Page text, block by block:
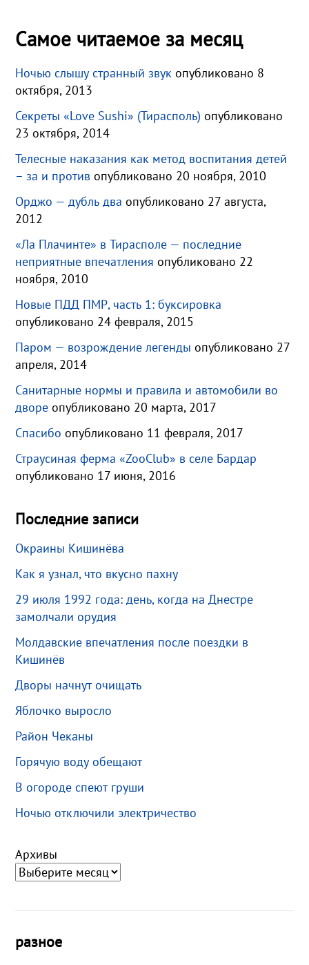
Самое читаемое за месяц
Ночью слышу странный звук опубликовано 8
октября, 2013
Секреты «Love Sushi» (Тирасполь) опубликовано
23 октября, 2014
Телесные наказания как метод воспитания детей
– за и против опубликовано 20 ноября, 2010
Орджо — дубль два опубликовано 27 августа,
2012
«Ла Плачинте» в Тирасполе — последние
неприятные впечатления опубликовано 22
ноября, 2010
Новые ПДД ПМР, часть 1: буксировка
опубликовано 24 февраля, 2015
Паром — возрождение легенды опубликовано 27
апреля, 2014
Санитарные нормы и правила и автомобили во
дворе опубликовано 20 марта, 2017
Спасибо опубликовано 11 февраля, 2017
Страусиная ферма «ZooClub» в селе Бардар
опубликовано 17 июня, 2016
Последние записи
Окраины Кишинёва
Как я узнал, что вкусно пахну
29 июля 1992 года: день, когда на Днестре
замолчали орудия
Молдавские впечатления после поездки в
Кишинёв
Дворы начнут очищать
Яблочко выросло
Район Чеканы
Горячую воду обещают
В огороде спеют груши
Ночью отключили электричество
Архивы
разное